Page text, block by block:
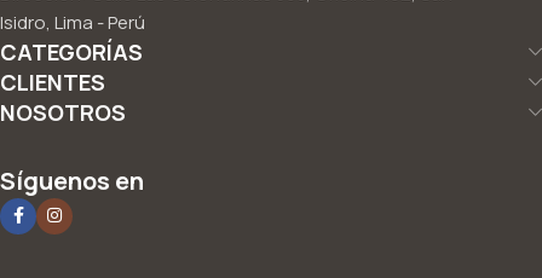
Isidro, Lima - Perú
CATEGORÍAS
CLIENTES
NOSOTROS
Síguenos en